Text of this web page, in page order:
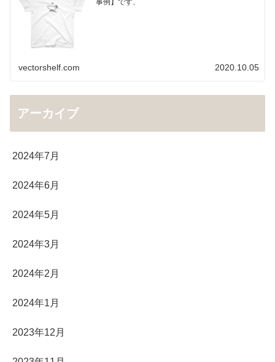
事例】です、
vectorshelf.com 2020.10.05
アーカイブ
2024年7月
2024年6月
2024年5月
2024年3月
2024年2月
2024年1月
2023年12月